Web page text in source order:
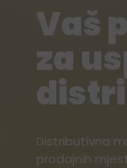
Vaš
za
Distributivna
prodajnih
Vaš
za
Distributivna
prodajnih